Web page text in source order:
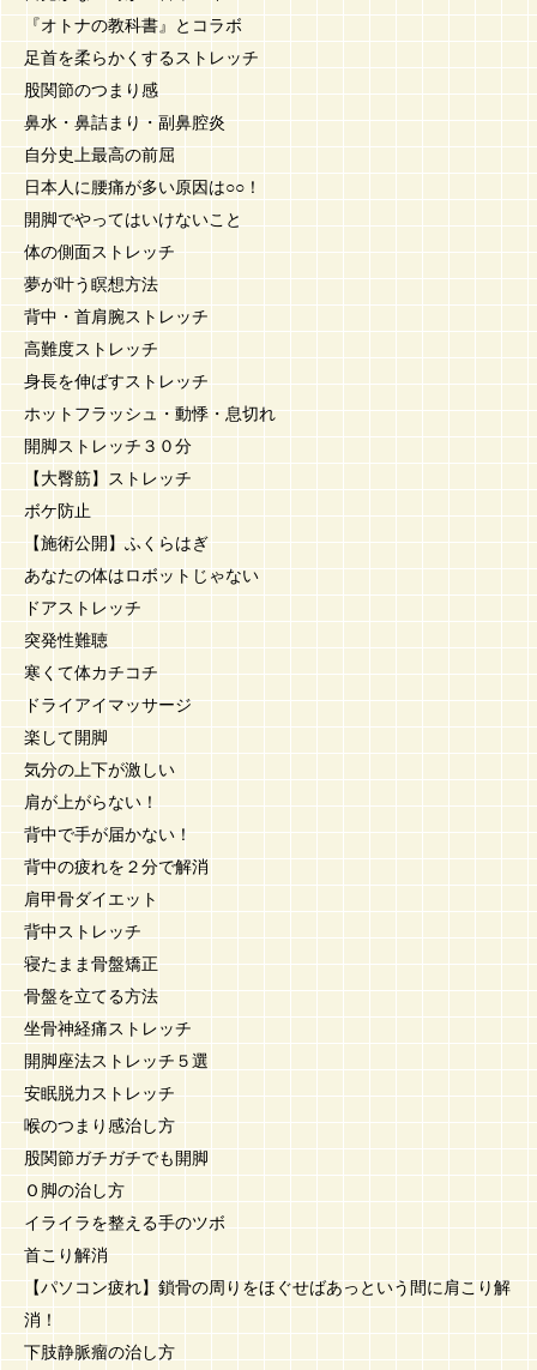
『オトナの教科書』とコラボ
足首を柔らかくするストレッチ
股関節のつまり感
鼻水・鼻詰まり・副鼻腔炎
自分史上最高の前屈
日本人に腰痛が多い原因は○○！
開脚でやってはいけないこと
体の側面ストレッチ
夢が叶う瞑想方法
背中・首肩腕ストレッチ
高難度ストレッチ
身長を伸ばすストレッチ
ホットフラッシュ・動悸・息切れ
開脚ストレッチ３０分
【大臀筋】ストレッチ
ボケ防止
【施術公開】ふくらはぎ
あなたの体はロボットじゃない
ドアストレッチ
突発性難聴
寒くて体カチコチ
ドライアイマッサージ
楽して開脚
気分の上下が激しい
肩が上がらない！
背中で手が届かない！
背中の疲れを２分で解消
肩甲骨ダイエット
背中ストレッチ
寝たまま骨盤矯正
骨盤を立てる方法
坐骨神経痛ストレッチ
開脚座法ストレッチ５選
安眠脱力ストレッチ
喉のつまり感治し方
股関節ガチガチでも開脚
Ｏ脚の治し方
イライラを整える手のツボ
首こり解消
【パソコン疲れ】鎖骨の周りをほぐせばあっという間に肩こり解
消！
下肢静脈瘤の治し方